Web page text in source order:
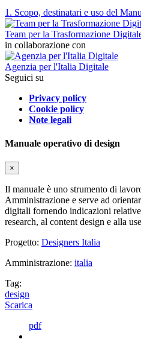
1. Scopo, destinatari e uso del
Team per la Trasformazione
in collaborazione con
Agenzia per l'Italia Digitale
Seguici su
Privacy policy
Cookie policy
Note legali
Manuale operativo di design
×
Il manuale è uno strumento di
Amministrazione e serve ad
digitali fornendo indicazioni
research, al content design e alla
Progetto: Designers Italia
Amministrazione: italia
Tag:
design
Scarica
pdf